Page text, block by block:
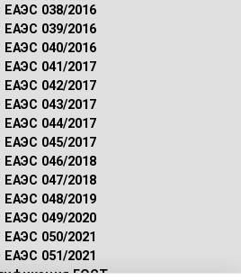
ЕАЭС 038/2016
ЕАЭС 039/2016
ЕАЭС 040/2016
ЕАЭС 041/2017
ЕАЭС 042/2017
ЕАЭС 043/2017
ЕАЭС 044/2017
ЕАЭС 045/2017
ЕАЭС 046/2018
ЕАЭС 047/2018
ЕАЭС 048/2019
ЕАЭС 049/2020
ЕАЭС 050/2021
ЕАЭС 051/2021
ГОСТ